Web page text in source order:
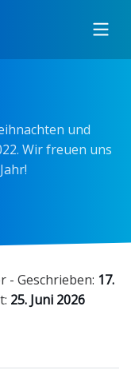
und
Wir freuen uns
- Geschrieben: 17.
25. Juni 2026